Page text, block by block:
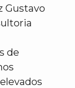
Gustavo
de